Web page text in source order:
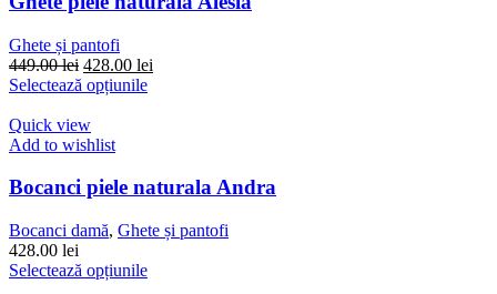
Ghete și pantofi
449.00lei Prețul
inițial
fost:
449.00 lei.
428.00 lei
Selectează opțiunileAcest
variații.
pot
fi
în
Quick view
Add to wishlist
Bocanci piele naturala Andra
Bocanci damă, Ghete și pantofi
428.00 lei
Selectează opțiunileAcest